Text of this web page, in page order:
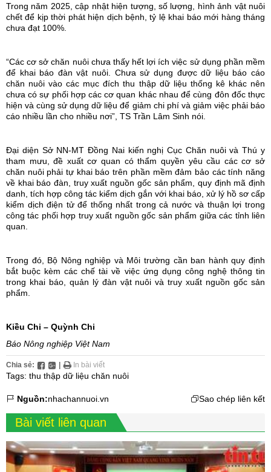
Trong năm 2025, cập nhật hiện tượng, số lượng, hình ảnh vật nuôi
chết để kịp thời phát hiện dịch bệnh, tỷ lệ khai báo mới hàng tháng
chưa đạt 100%.
“Các cơ sở chăn nuôi chưa thấy hết lợi ích việc sử dụng phần mềm
để khai báo đàn vật nuôi. Chưa sử dụng được dữ liệu báo cáo
chăn nuôi vào các mục đích thu thập dữ liệu thống kê khác nên
chưa có sự phối hợp các cơ quan khác nhau để cùng đôn đốc thực
hiện và cùng sử dụng dữ liệu để giảm chi phí và giảm việc phải báo
cáo nhiều lần cho nhiều nơi”, TS Trần Lâm Sinh nói.
Đại diện Sở NN-MT Đồng Nai kiến nghị Cục Chăn nuôi và Thú y
tham mưu, đề xuất cơ quan có thẩm quyền yêu cầu các cơ sở
chăn nuôi phải tự khai báo trên phần mềm đảm bảo các tính năng
về khai báo đàn, truy xuất nguồn gốc sản phẩm, quy định mã định
danh, tích hợp công tác kiểm dịch gắn với khai báo, xử lý hồ sơ cấp
kiểm dịch điện tử để thống nhất trong cả nước và thuận lợi trong
công tác phối hợp truy xuất nguồn gốc sản phẩm giữa các tỉnh liên
quan.
Trong đó, Bộ Nông nghiệp và Môi trường cần ban hành quy định
bắt buộc kèm các chế tài về việc ứng dụng công nghệ thông tin
trong khai báo, quản lý đàn vật nuôi và truy xuất nguồn gốc sản
phẩm.
Kiều Chi – Quỳnh Chi
Báo Nông nghiệp Việt Nam
Chia sẻ: | In bài viết
Tags: thu thập dữ liệu chăn nuôi
Nguồn:nhachannuoi.vn Sao chép liên kết
Bài viết liên quan